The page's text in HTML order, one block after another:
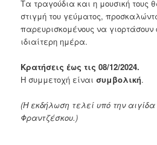
Τα τραγούδια και η μουσική τους
στιγμή του γεύματος,
παρευρισκομένους να γιορτάσουν
ιδιαίτερη ημέρα.
Κρατήσεις έως τις 08/12/2024.
Η συμμετοχή είναισυμβολική.
(Η εκδήλωση τελεί υπό την αιγίδα
Φραντζέσκου.)